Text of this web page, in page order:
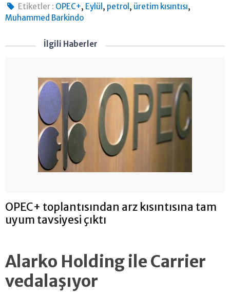
Etiketler : OPEC+, Eylül , petrol , üretim kısıntısı,
Muhammed Barkindo
İlgili Haberler
OPEC+ toplantısından arz kısıntısına tam
uyum tavsiyesi çıktı
Alarko Holding ile Carrier
vedalaşıyor